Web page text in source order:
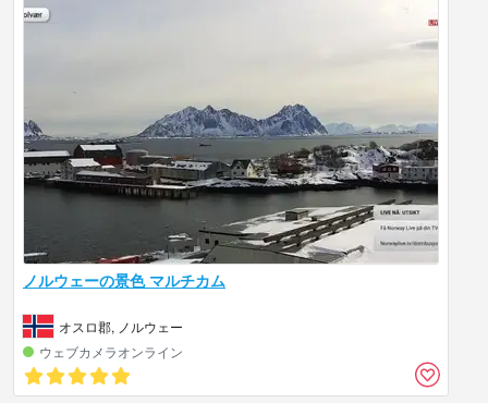
ノルウェーの景色 マルチカム
オスロ郡, ノルウェー
ウェブカメラオンライン